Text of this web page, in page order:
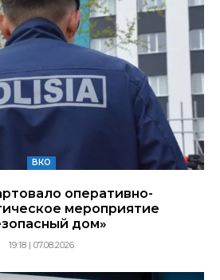
ВКО
оперативно-
мероприятие
дом»
19:18 | 07.08.2026